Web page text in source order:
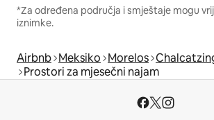
*Za određena područja i smještaje mogu
iznimke.
Airbnb Meksiko Morelos
Prostori za mjesečni najam